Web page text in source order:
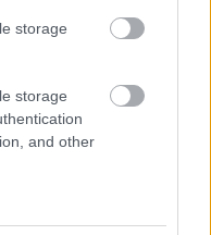
storage
storage
and other